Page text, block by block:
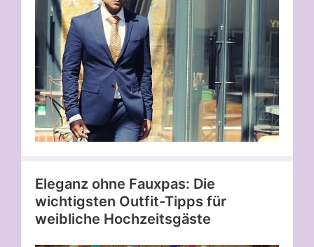
Eleganz ohne Fauxpas: Die
wichtigsten Outfit-Tipps für
weibliche Hochzeitsgäste